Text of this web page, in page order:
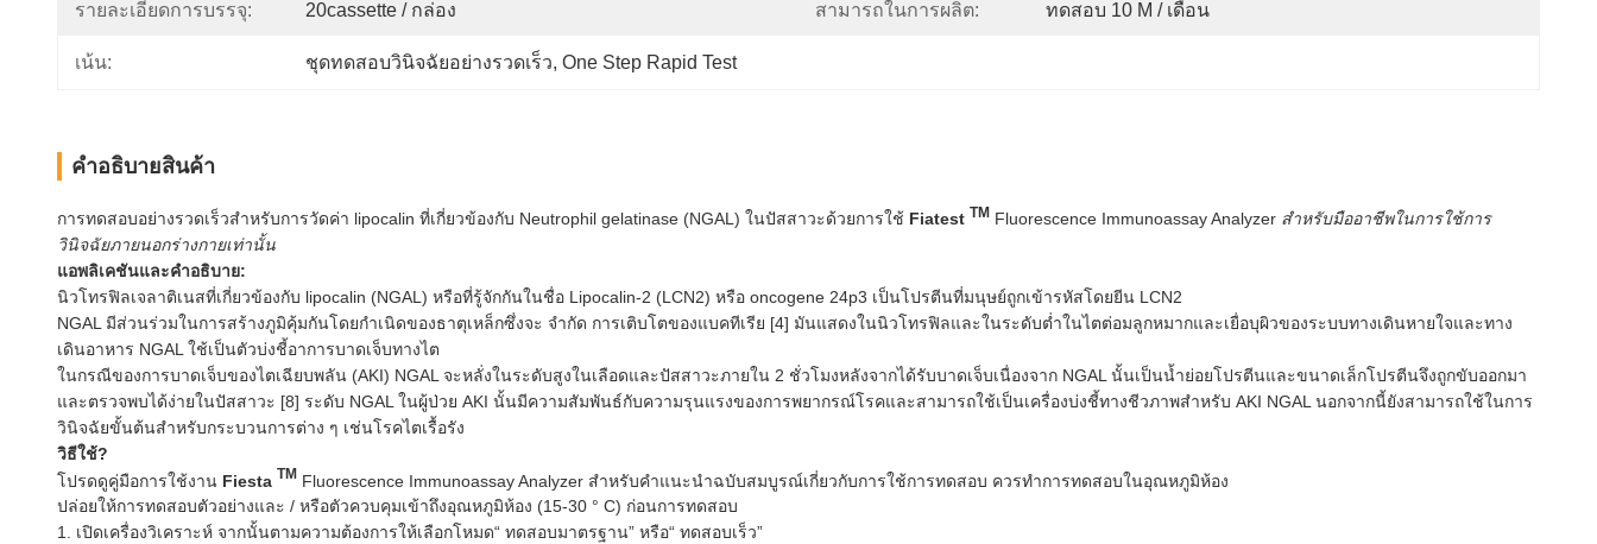
รายละเอียดการบรรจุ: 20cassette / กล่อง สามารถในการผลิต: ทดสอบ 10 M / เดือน
เน้น: ชุดทดสอบวินิจฉัยอย่างรวดเร็ว, One Step Rapid Test
คําอธิบายสินค้า
การทดสอบอย่างรวดเร็วสำหรับการวัดค่า lipocalin ที่เกี่ยวข้องกับ Neutrophil gelatinase (NGAL) ในปัสสาวะด้วยการใช้ Fiatest TM Fluorescence Immunoassay Analyzer สำหรับมืออาชีพในการใช้การ
วินิจฉัยภายนอกร่างกายเท่านั้น
แอพลิเคชันและคำอธิบาย:
นิวโทรฟิลเจลาติเนสที่เกี่ยวข้องกับ lipocalin (NGAL) หรือที่รู้จักกันในชื่อ Lipocalin-2 (LCN2) หรือ oncogene 24p3 ​​เป็นโปรตีนที่มนุษย์ถูกเข้ารหัสโดยยีน LCN2
NGAL มีส่วนร่วมในการสร้างภูมิคุ้มกันโดยกำเนิดของธาตุเหล็กซึ่งจะ จำกัด การเติบโตของแบคทีเรีย [4] มันแสดงในนิวโทรฟิลและในระดับต่ำในไตต่อมลูกหมากและเยื่อบุผิวของระบบทางเดินหายใจและทาง
เดินอาหาร NGAL ใช้เป็นตัวบ่งชี้อาการบาดเจ็บทางไต
ในกรณีของการบาดเจ็บของไตเฉียบพลัน (AKI) NGAL จะหลั่งในระดับสูงในเลือดและปัสสาวะภายใน 2 ชั่วโมงหลังจากได้รับบาดเจ็บเนื่องจาก NGAL นั้นเป็นน้ำย่อยโปรตีนและขนาดเล็กโปรตีนจึงถูกขับออกมา
และตรวจพบได้ง่ายในปัสสาวะ [8] ระดับ NGAL ในผู้ป่วย AKI นั้นมีความสัมพันธ์กับความรุนแรงของการพยากรณ์โรคและสามารถใช้เป็นเครื่องบ่งชี้ทางชีวภาพสำหรับ AKI NGAL นอกจากนี้ยังสามารถใช้ในการ
วินิจฉัยขั้นต้นสำหรับกระบวนการต่าง ๆ เช่นโรคไตเรื้อรัง
วิธีใช้?
โปรดดูคู่มือการใช้งาน Fiesta TM Fluorescence Immunoassay Analyzer สำหรับคำแนะนำฉบับสมบูรณ์เกี่ยวกับการใช้การทดสอบ ควรทำการทดสอบในอุณหภูมิห้อง
ปล่อยให้การทดสอบตัวอย่างและ / หรือตัวควบคุมเข้าถึงอุณหภูมิห้อง (15-30 ° C) ก่อนการทดสอบ
1. เปิดเครื่องวิเคราะห์ จากนั้นตามความต้องการให้เลือกโหมด“ ทดสอบมาตรฐาน” หรือ“ ทดสอบเร็ว”